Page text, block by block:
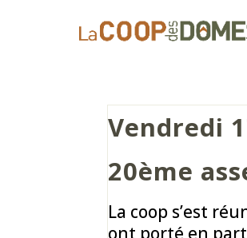
Vendredi
20ème
La coop s’est
ont porté en